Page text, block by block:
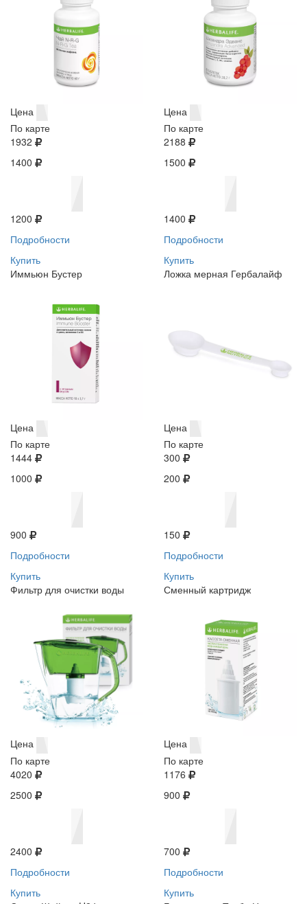
Цена
По карте
1932
1400
1200
Подробности
Купить
Цена
По карте
2188
1500
1400
Подробности
Купить
Иммьюн Бустер
Цена
По карте
1444
1000
900
Подробности
Купить
Ложка мерная Гербалайф
Цена
По карте
300
200
150
Подробности
Купить
Фильтр для очистки воды
Цена
По карте
4020
2500
2400
Подробности
Купить
Сменный картридж
Цена
По карте
1176
900
700
Подробности
Купить